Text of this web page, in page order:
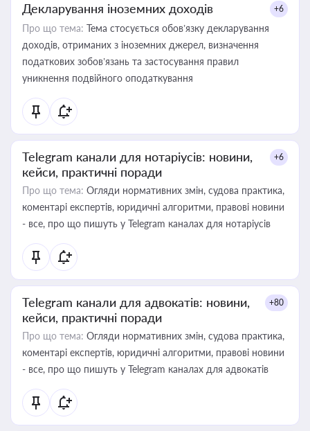
Декларування іноземних доходів +6
Про що тема: Тема стосується обов’язку декларування
доходів, отриманих з іноземних джерел, визначення
податкових зобов’язань та застосування правил
уникнення подвійного оподаткування
Telegram канали для нотаріусів: новини,
кейси, практичні поради
+6
Про що тема: Огляди нормативних змін, судова практика,
коментарі експертів, юридичні алгоритми, правові новини
- все, про що пишуть у Telegram каналах для нотаріусів
Telegram канали для адвокатів: новини,
кейси, практичні поради
+80
Про що тема: Огляди нормативних змін, судова практика,
коментарі експертів, юридичні алгоритми, правові новини
- все, про що пишуть у Telegram каналах для адвокатів